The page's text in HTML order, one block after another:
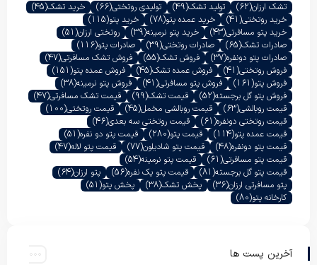
تشک ارزان(62) تولید تشک(49) تولیدی روتختی(66) خرید تشک(45)
خرید روتختی(41) خرید عمده پتو(78) خرید پتو(115)
خرید پتو مسافرتی(43) خرید پتو نرمینه(39) روتختی ارزان(51)
صادرات تشک(65) صادرات روتختی(39) صادرات پتو(116)
صادرات پتو دونفره(37) فروش تشک(55) فروش تشک مسافرتی(47)
فروش روتختی(41) فروش عمده تشک(45) فروش عمده پتو(151)
فروش پتو(161) فروش پتو مسافرتی(41) فروش پتو نرمینه(38)
فروش پتو گل برجسته(52) قیمت تشک(99) قیمت تشک مسافرتی(47)
قیمت روبالشی(63) قیمت روبالشی مخمل(45) قیمت روتختی(100)
قیمت روتختی دونفره(61) قیمت روتختی سه بعدی(46)
قیمت عمده پتو(114) قیمت پتو(280) قیمت پتو دو نفره(51)
قیمت پتو دونفره(48) قیمت پتو شادیلون(77) قیمت پتو لاله(47)
قیمت پتو مسافرتی(61) قیمت پتو نرمینه(54)
قیمت پتو گل برجسته(81) قیمت پتو یک نفره(56) پتو ارزان(64)
پتو مسافرتی ارزان(36) پخش تشک(38) پخش پتو(51)
کارخانه پتو(80)
آخرین پست ها